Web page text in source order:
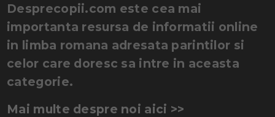
Desprecopii.com este cea mai
importanta resursa de informatii online
in limba romana adresata parintilor si
celor care doresc sa intre in aceasta
categorie.
Mai multe despre noi aici >>